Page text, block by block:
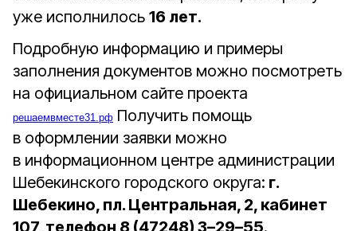
уже исполнилось 16 лет.
Подробную информацию и примеры
заполнения документов можно посмотреть
на официальном сайте проекта
решаемвместе31.рф Получить помощь
в оформлении заявки можно
в информационном центре администрации
Шебекинского городского округа: г.
Шебекино, пл. Центральная, 2, кабинет
107, телефон 8 (47248) 3–29–55.